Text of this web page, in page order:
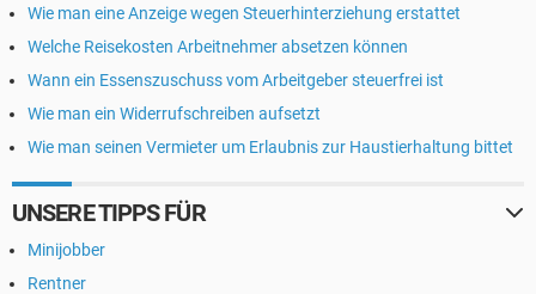
Wie man eine Anzeige wegen Steuerhinterziehung erstattet
Welche Reisekosten Arbeitnehmer absetzen können
Wann ein Essenszuschuss vom Arbeitgeber steuerfrei ist
Wie man ein Widerrufschreiben aufsetzt
Wie man seinen Vermieter um Erlaubnis zur Haustierhaltung bittet
UNSERE TIPPS FÜR
Minijobber
Rentner